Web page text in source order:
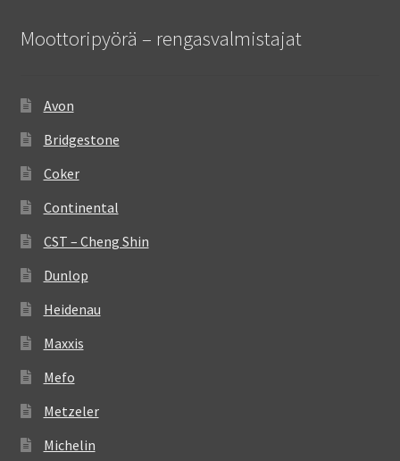
Moottoripyörä – rengasvalmistajat
Avon
Bridgestone
Coker
Continental
CST – Cheng Shin
Dunlop
Heidenau
Maxxis
Mefo
Metzeler
Michelin